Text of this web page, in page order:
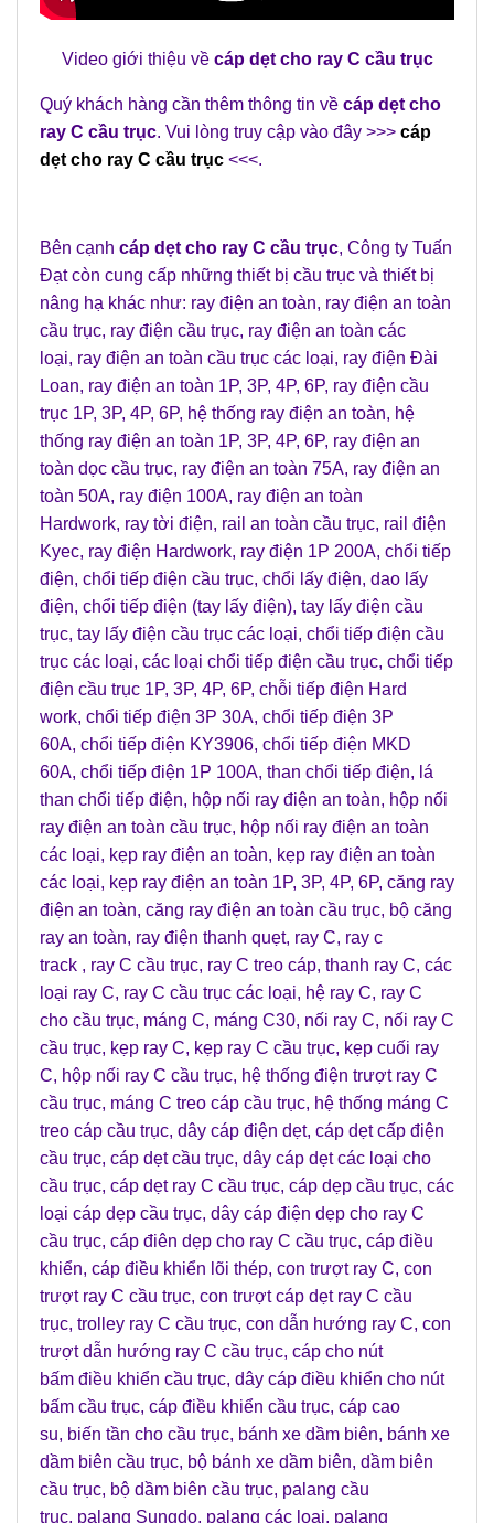
Video giới thiệu về cáp dẹt cho ray C cầu trục
Quý khách hàng cần thêm thông tin về cáp dẹt cho
ray C cầu trục. Vui lòng truy cập vào đây >>> cáp
dẹt cho ray C cầu trục <<<.
Bên cạnh cáp dẹt cho ray C cầu trục, Công ty Tuấn
Đạtcòn cung cấp những thiết bị cầu trục và thiết bị
nâng hạ khác như: ray điện an toàn, ray điện an toàn
cầu trục, ray điện cầu trục, ray điện an toàn các
loại, ray điện an toàn cầu trục các loại, ray điện Đài
Loan, ray điện an toàn 1P, 3P, 4P, 6P, ray điện cầu
trục 1P, 3P, 4P, 6P, hệ thống ray điện an toàn, hệ
thống ray điện an toàn 1P, 3P, 4P, 6P, ray điện an
toàn dọc cầu trục, ray điện an toàn 75A, ray điện an
toàn 50A, ray điện 100A, ray điện an toàn
Hardwork, ray tời điện, rail an toàn cầu trục, rail điện
Kyec, ray điện Hardwork, ray điện 1P 200A, chổi tiếp
điện, chổi tiếp điện cầu trục, chổi lấy điện, dao lấy
điện, chổi tiếp điện (tay lấy điện), tay lấy điện cầu
trục, tay lấy điện cầu trục các loại, chổi tiếp điện cầu
trục các loại, các loại chổi tiếp điện cầu trục, chổi tiếp
điện cầu trục 1P, 3P, 4P, 6P, chỗi tiếp điện Hard
work, chổi tiếp điện 3P 30A, chổi tiếp điện 3P
60A, chổi tiếp điện KY3906, chổi tiếp điện MKD
60A, chổi tiếp điện 1P 100A, than chổi tiếp điện, lá
than chổi tiếp điện, hộp nối ray điện an toàn, hộp nối
ray điện an toàn cầu trục, hộp nối ray điện an toàn
các loại, kẹp ray điện an toàn, kẹp ray điện an toàn
các loại, kẹp ray điện an toàn 1P, 3P, 4P, 6P, căng ray
điện an toàn, căng ray điện an toàn cầu trục, bộ căng
ray an toàn, ray điện thanh quẹt, ray C, ray c
track , ray C cầu trục, ray C treo cáp, thanh ray C, các
loại ray C, ray C cầu trục các loại, hệ ray C, ray C
cho cầu trục, máng C, máng C30, nối ray C, nối ray C
cầu trục, kẹp ray C, kẹp ray C cầu trục, kẹp cuối ray
C, hộp nối ray C cầu trục, hệ thống điện trượt ray C
cầu trục, máng C treo cáp cầu trục, hệ thống máng C
treo cáp cầu trục, dây cáp điện dẹt, cáp dẹt cấp điện
cầu trục, cáp dẹt cầu trục, dây cáp dẹt các loại cho
cầu trục, cáp dẹt ray C cầu trục, cáp dẹp cầu trục, các
loại cáp dẹp cầu trục, dây cáp điện dẹp cho ray C
cầu trục, cáp điên dẹp cho ray C cầu trục, cáp điều
khiển, cáp điều khiển lõi thép, con trượt ray C, con
trượt ray C cầu trục, con trượt cáp dẹt ray C cầu
trục, trolley ray C cầu trục, con dẫn hướng ray C, con
trượt dẫn hướng ray C cầu trục, cáp cho nút
bấm điều khiển cầu trục, dây cáp điều khiển cho nút
bấm cầu trục, cáp điều khiển cầu trục, cáp cao
su, biến tần cho cầu trục, bánh xe dầm biên, bánh xe
dầm biên cầu trục, bộ bánh xe dầm biên, dầm biên
cầu trục, bộ dầm biên cầu trục, palang cầu
trục, palang Sungdo, palang các loại, palang